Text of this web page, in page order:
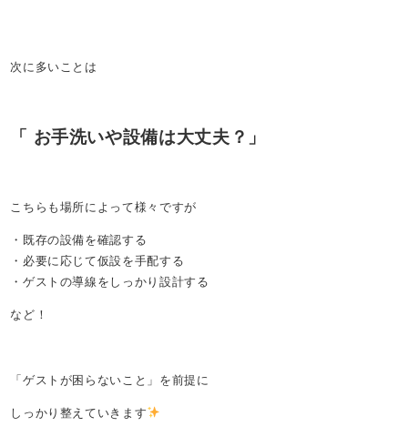
次に多いことは
「 お手洗いや設備は大丈夫？」
こちらも場所によって様々ですが
・既存の設備を確認する
・必要に応じて仮設を手配する
・ゲストの導線をしっかり設計する
など！
「ゲストが困らないこと」を前提に
しっかり整えていきます